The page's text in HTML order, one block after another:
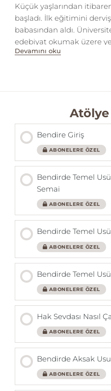
Küçük yaşlarından
başladı. İlk eğitimini
babasından aldı.
edebiyat okumak üzere
festivalleriyle Türkiye'yi
Devamını oku
Bendire Giriş
ABONELERE ÖZEL
Bendirde Temel
Semai
ABONELERE ÖZEL
Bendirde Temel
ABONELERE ÖZEL
Bendirde Temel
ABONELERE ÖZEL
Hak Sevdası Nasıl
ABONELERE ÖZEL
Bendirde Aksak
ABONELERE ÖZEL